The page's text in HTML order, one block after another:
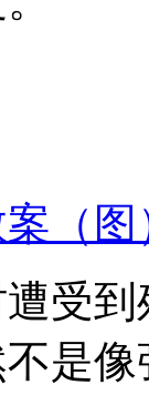
（图
受
是